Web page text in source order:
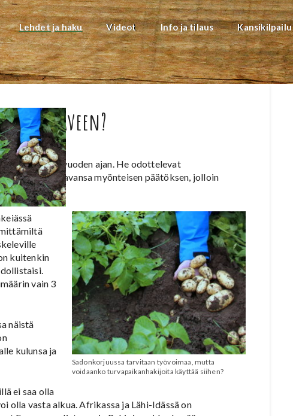
Lehdet ja haku Videot Info ja tilaus Kansikilpailu
saveen?
jo vuoden ajan. He odottelevat
toivoen saavansa myönteisen päätöksen, jolloin
Sadonkorjuussa tarvitaan työvoimaa, mutta
voidaanko turvapaikanhakijoita käyttää siihen?
kuitenkin
vain 3
näistä
kulunsa ja
ei saa olla
olla vasta alkua. Afrikassa ja Lähi-Idässä on